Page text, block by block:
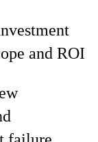
and ROI